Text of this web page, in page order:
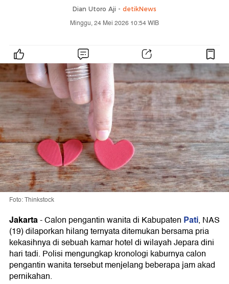
Dian Utoro Aji - detikNews
Minggu, 24 Mei 2026 10:54 WIB
Foto: Thinkstock
Jakarta-Calon pengantin wanita di Kabupaten Pati, NAS
(19) dilaporkan hilang ternyata ditemukan bersama pria
kekasihnya di sebuah kamar hotel di wilayah Jepara dini
hari tadi. Polisi mengungkap kronologi kaburnya calon
pengantin wanita tersebut menjelang beberapa jam akad
pernikahan.